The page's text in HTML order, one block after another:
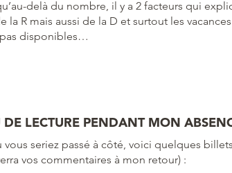
delà du nombre, il y a 2 facteurs qui
la R mais aussi de la D et surtout les
pas disponibles…
DE LECTURE PENDANT MON
vous seriez passé à côté, voici quelques
vos commentaires à mon retour) :